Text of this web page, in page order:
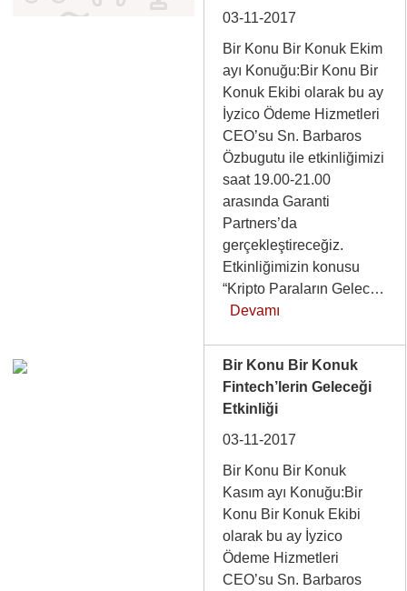
03-11-2017
Bir Konu Bir Konuk Ekim
ayı Konuğu:Bir Konu Bir
Konuk Ekibi olarak bu ay
İyzico Ödeme Hizmetleri
CEO’su Sn. Barbaros
Özbugutu ile etkinliğimizi
saat 19.00-21.00
arasında Garanti
Partners’da
gerçekleştireceğiz.
Etkinliğimizin konusu
“Kripto Paraların Gelec…
Devamı
Bir Konu Bir Konuk
Fintech’lerin Geleceği
Etkinliği
03-11-2017
Bir Konu Bir Konuk
Kasım ayı Konuğu:Bir
Konu Bir Konuk Ekibi
olarak bu ay İyzico
Ödeme Hizmetleri
CEO’su Sn. Barbaros